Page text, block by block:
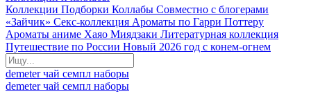
Коллекции Подборки Коллабы Совместно с блогерами
«Зайчик» Секс-коллекция Ароматы по Гарри Поттеру
Ароматы аниме Хаяо Миядзаки Литературная коллекция
Путешествие по России Новый 2026 год с конем-огнем
demeterчай семпл наборы
demeterчай семпл наборы